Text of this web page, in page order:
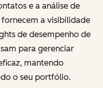
e a análise de
a visibilidade
de desempenho de
para gerenciar
mantendo
o seu portfólio.